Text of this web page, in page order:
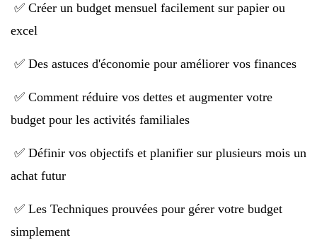
✅ Créer un budget mensuel facilement sur papier ou
excel
✅ Des astuces d'économie pour améliorer vos finances
✅ Comment réduire vos dettes et augmenter votre
budget pour les activités familiales
✅ Définir vos objectifs et planifier sur plusieurs mois un
achat futur
✅ Les Techniques prouvées pour gérer votre budget
simplement